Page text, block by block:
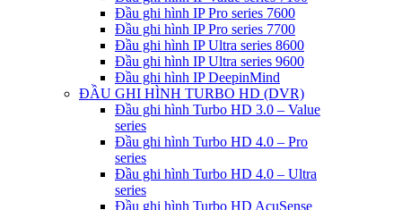
Đầu ghi hình IP Pro series 7600
Đầu ghi hình IP Pro series 7700
Đầu ghi hình IP Ultra series 8600
Đầu ghi hình IP Ultra series 9600
Đầu ghi hình IP DeepinMind
ĐẦU GHI HÌNH TURBO HD (DVR)
Đầu ghi hình Turbo HD 3.0 – Value
series
Đầu ghi hình Turbo HD 4.0 – Pro
series
Đầu ghi hình Turbo HD 4.0 – Ultra
series
Đầu ghi hình Turbo HD AcuSense